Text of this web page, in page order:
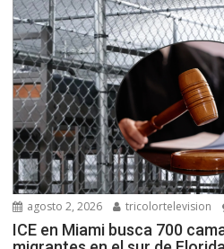
agosto 2, 2026 tricolortelevision
ICE en Miami busca 700